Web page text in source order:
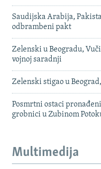
Saudijska Arabija,
odbrambeni pakt
Zelenski u Beogradu,
vojnoj saradnji
Zelenski stigao u
Posmrtni ostaci
grobnici u Zubinom
Multimedija